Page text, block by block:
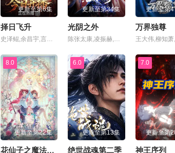
第90集
第97集 第98集
第101集 第102集
第105集 第106集
更新至第6集
择日飞升
史泽鲲,余昌宇,言浩,张惠霖,赵梦娇,张杰,邢子皓,卢力峰,刘北辰,高旭东,巴赫,张占坤,万舒心,刘思岑
更新至第34集
光阴之外
陈张太康,凌振赫,玄耳,万舒心,刘思岑,拾酒,马悦文,白雨松,苏俣,徐徐,张思淼,魏子童,常文涛
更新至第
万界独尊
8.0
更新至第22集
花仙子之魔法香对论
6.0
更新至第13集
绝世战魂第二季
7.0
更新至第
神王序列